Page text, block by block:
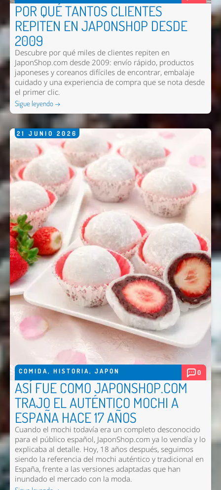
POR QUÉ TANTOS CLIENTES
REPITEN EN JAPONSHOP DESDE
2009
Descubre por qué miles de clientes repiten en
JaponShop.com desde 2009: envío rápido, productos
japoneses y coreanos difíciles de encontrar, embalaje
cuidado y una experiencia de compra que se nota desde
el primer clic.
Sigue leyendo →
21 JUNIO 2026
COMIDA, HISTORIA, JAPON 0
ASÍ FUE COMO JAPONSHOP.COM
TRAJO EL AUTÉNTICO MOCHI A
ESPAÑA HACE 17 AÑOS
Cuando el mochi todavía era un completo desconocido
para el público español, JaponShop.com ya lo vendía y lo
explicaba al detalle. Hoy, 18 años después, seguimos
siendo la referencia del mochi auténtico y tradicional en
España, frente a las versiones adaptadas que han
inundado el mercado con la moda.